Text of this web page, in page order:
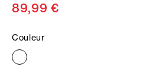
89,99 €
Couleur